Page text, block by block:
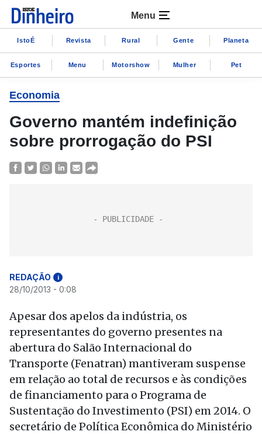
Menu
IstoÉ Revista Rural Gente Planeta
Esportes Menu Motorshow Mulher Pet
Economia
Governo mantém indefinição
sobre prorrogação do PSI
REDAÇÃO i
28/10/2013 - 0:08
Apesar dos apelos da indústria, os
representantes do governo presentes na
abertura do Salão Internacional do
Transporte (Fenatran) mantiveram suspense
em relação ao total de recursos e às condições
de financiamento para o Programa de
Sustentação do Investimento (PSI) em 2014. O
secretário de Política Econômica do Ministério